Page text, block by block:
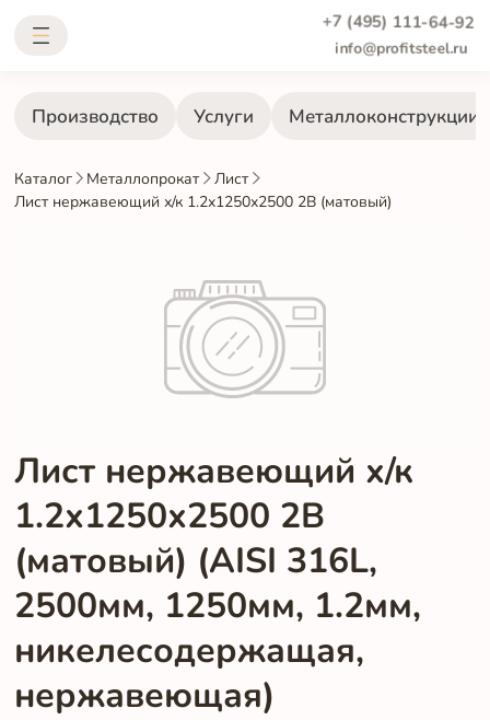
+7 (495) 111-64-92
info@profitsteel.ru
Производство Услуги Металлоконструкции
Каталог Металлопрокат
Лист
Лист нержавеющий х/к 1.2х1250х2500 2B (матовый)
Лист нержавеющий х/к
1.2х1250х2500 2B
(матовый) (AISI 316L,
2500мм, 1250мм, 1.2мм,
никелесодержащая,
нержавеющая)